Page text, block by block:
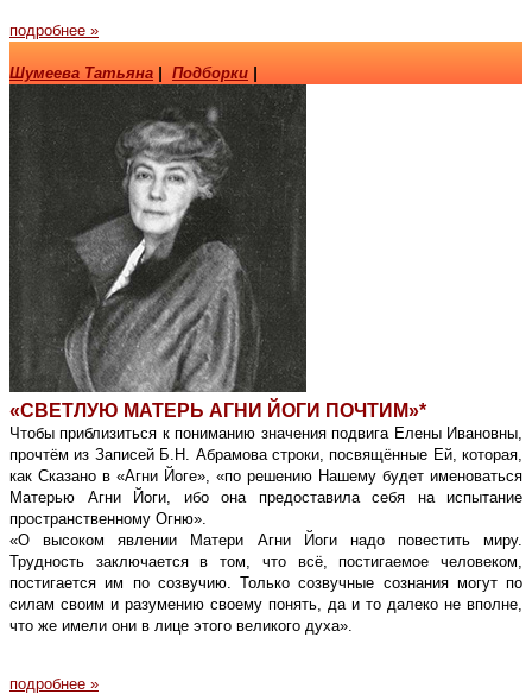
подробнее »
Шумеева Татьяна Подборки
«СВЕТЛУЮ МАТЕРЬ АГНИ ЙОГИ ПОЧТИМ»*
Чтобы приблизиться к пониманию значения подвига Елены Ивановны,
прочтём из Записей Б.Н. Абрамова строки, посвящённые Ей, которая,
как Сказано в «Агни Йоге», «по решению Нашему будет именоваться
Матерью Агни Йоги, ибо она предоставила себя на испытание
пространственному Огню».
«О высоком явлении Матери Агни Йоги надо повестить миру.
Трудность заключается в том, что всё, постигаемое человеком,
постигается им по созвучию. Только созвучные сознания могут по
силам своим и разумению своему понять, да и то далеко не вполне,
что же имели они в лице этого великого духа».
подробнее »